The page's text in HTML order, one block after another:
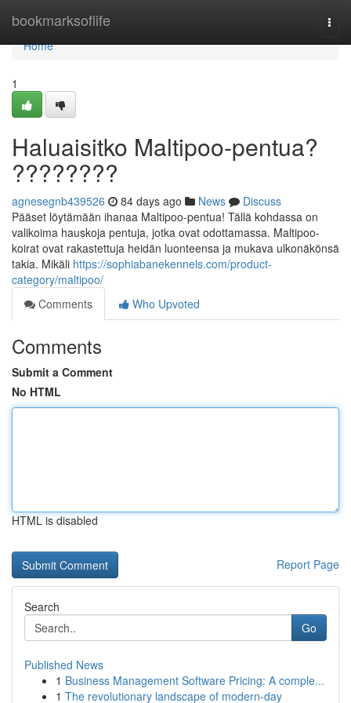
bookmarksoflife
Home
Home
1
Haluaisitko Maltipoo-pentua?
????????
agnesegnb439526 84 days ago News
Discuss
Pääset löytämään ihanaa Maltipoo-pentua! Tällä kohdassa on
valikoima hauskoja pentuja, jotka ovat odottamassa. Maltipoo-
koirat ovat rakastettuja heidän luonteensa ja mukava ulkonäkönsä
takia. Mikäli https://sophiabanekennels.com/product-
category/maltipoo/
Comments
Who Upvoted
Comments
Submit a Comment
No HTML
HTML is disabled
Report Page
Search
Go
Published News
1 Business Management Software Pricing: A comple...
1 The revolutionary landscape of modern-day